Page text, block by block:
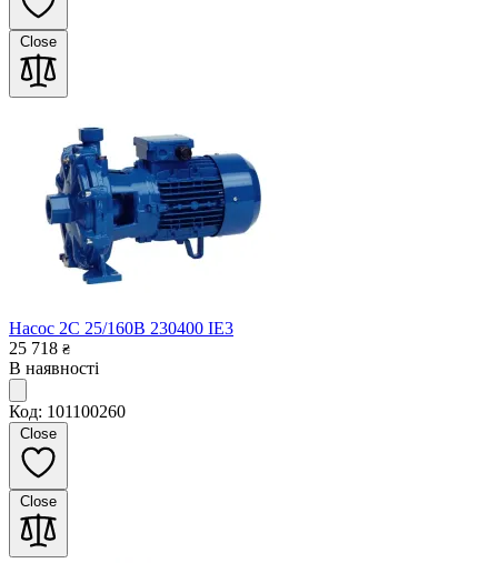
Close
Насос 2C 25/160B 230400 IE3
25 718 ₴
В наявності
Код: 101100260
Close
Close